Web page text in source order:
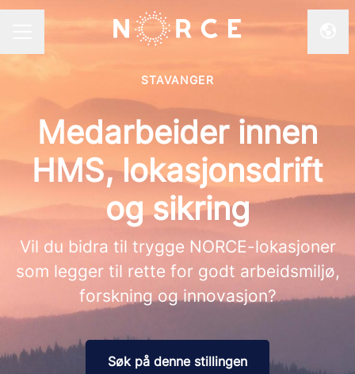
STAVANGER
Medarbeider innen
HMS, lokasjonsdrift
og sikring
Vil du bidra til trygge NORCE-lokasjoner
som legger til rette for godt arbeidsmiljø,
forskning og innovasjon?
Søk på denne stillingen